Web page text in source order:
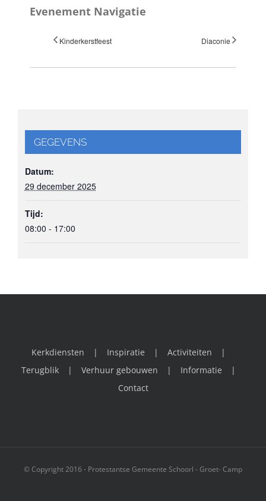
Evenement Navigatie
Kinderkerstfeest Diaconie
GEGEVENS
Datum:
29 december 2025
Tijd:
08:00 - 17:00
Kerkdiensten Inspiratie
Activiteiten
Terugblik
Verhuur gebouwen
Informatie
Contact
© Copyright 2016 - Protestantse Gemeente Schoorl - Groet- Camp